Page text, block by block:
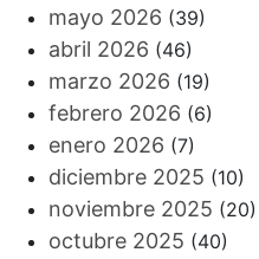
mayo 2026 (39)
abril 2026 (46)
marzo 2026 (19)
febrero 2026 (6)
enero 2026 (7)
diciembre 2025 (10)
noviembre 2025 (20)
octubre 2025 (40)